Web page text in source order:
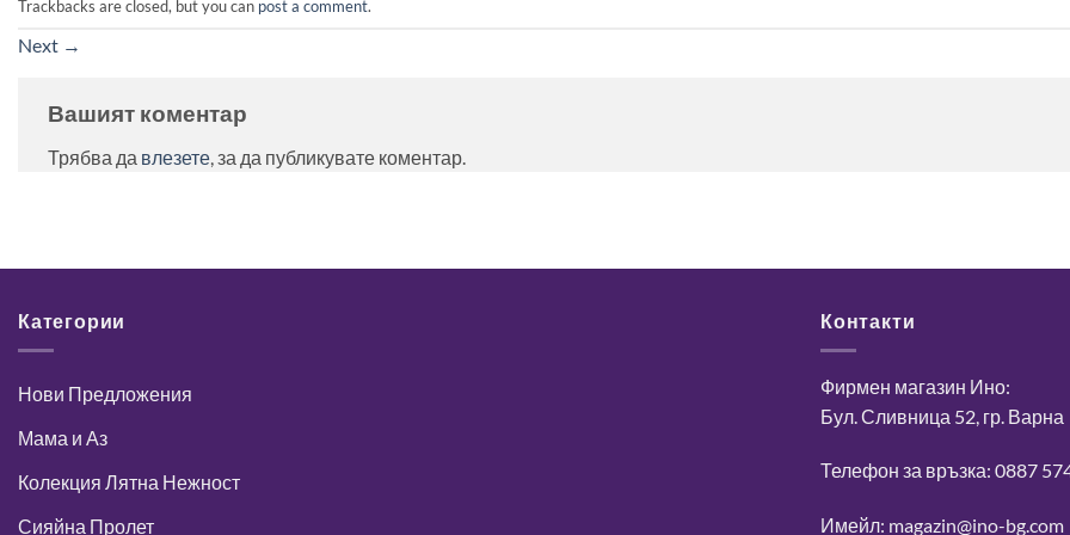
Trackbacks are closed, but you can post a comment.
Next →
Вашият коментар
Трябва да влезете, за да публикувате коментар.
Категории
Нови Предложения
Мама и Аз
Колекция Лятна Нежност
Сияйна Пролет
Контакти
Фирмен магазин Ино:
Бул. Сливница 52, гр. Варна
Телефон за връзка: 0887
Имейл: magazin@ino-bg.com